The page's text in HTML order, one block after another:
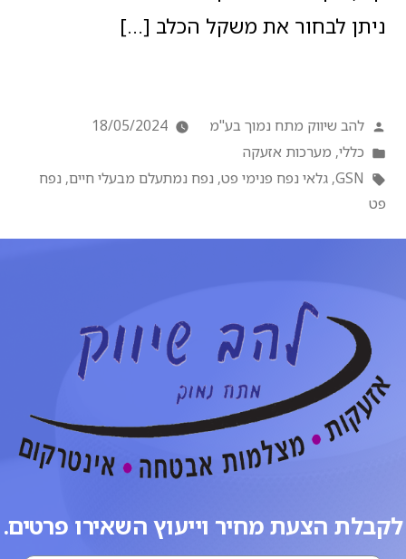
ניתן לבחור את משקל הכלב […]
להב שיווק מתח נמוך בע"מ
18/05/2024
כללי, מערכות אזעקה
GSN
, גלאי נפח פנימי פט, נפח נמתעלם מבעלי חיים, נפח
פט
לקבלת הצעת מחיר וייעוץ השאירו פרטים.